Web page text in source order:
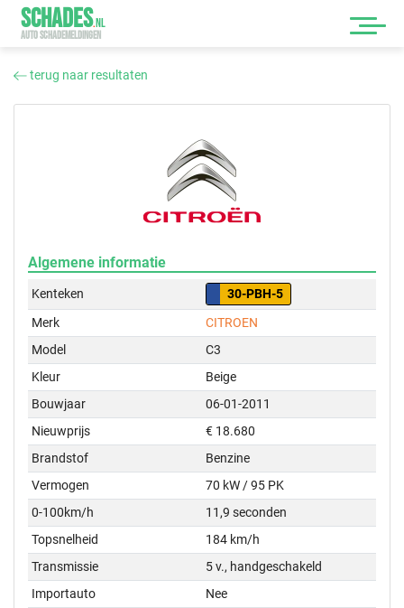
SCHADES.NL
AUTO SCHADEMELDINGEN
terug naar resultaten
Algemene informatie
Kenteken
30-PBH-5
Merk
CITROEN
Model
C3
Kleur
Beige
Bouwjaar
06-01-2011
Nieuwprijs
€ 18.680
Brandstof
Benzine
Vermogen
70 kW / 95 PK
0-100km/h
11,9 seconden
Topsnelheid
184 km/h
Transmissie
5 v., handgeschakeld
Importauto
Nee